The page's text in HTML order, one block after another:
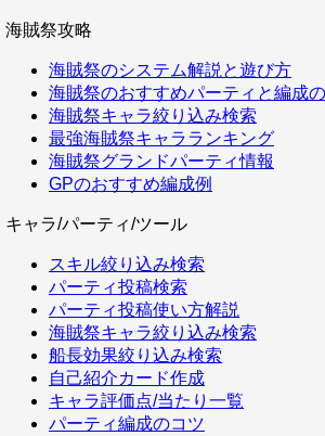
海賊祭攻略
海賊祭のシステム解説と遊び方
海賊祭のおすすめパーティと編成
海賊祭キャラ絞り込み検索
最強海賊祭キャラランキング
海賊祭グランドパーティ情報
GPのおすすめ編成例
キャラ/パーティ/ツール
スキル絞り込み検索
パーティ投稿検索
パーティ投稿使い方解説
海賊祭キャラ絞り込み検索
船長効果絞り込み検索
自己紹介カード作成
キャラ評価点/当たり一覧
パーティ編成のコツ